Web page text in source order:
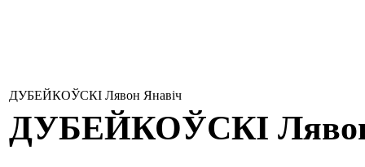
ДУБЕЙКОЎСКІ Лявон Янавіч
ДУБЕЙКОЎСКІ